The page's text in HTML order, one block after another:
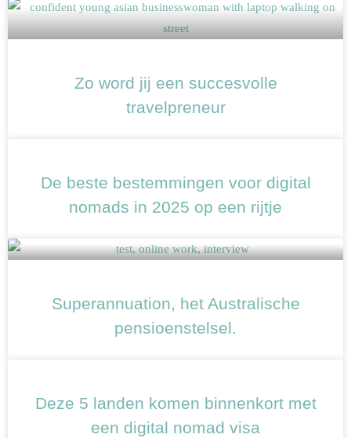
Zo word jij een succesvolle
travelpreneur
De beste bestemmingen voor digital
nomads in 2025 op een rijtje
Superannuation, het Australische
pensioenstelsel.
Deze 5 landen komen binnenkort met
een digital nomad visa